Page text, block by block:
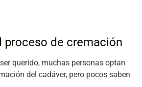
proceso de cremación
querido, muchas personas optan
del cadáver, pero pocos saben